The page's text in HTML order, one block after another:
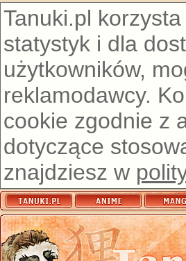
Tanuki.pl
statystyk i dla
użytkowników,
reklamodawcy.
cookie zgodnie z
dotyczące
znajdziesz w